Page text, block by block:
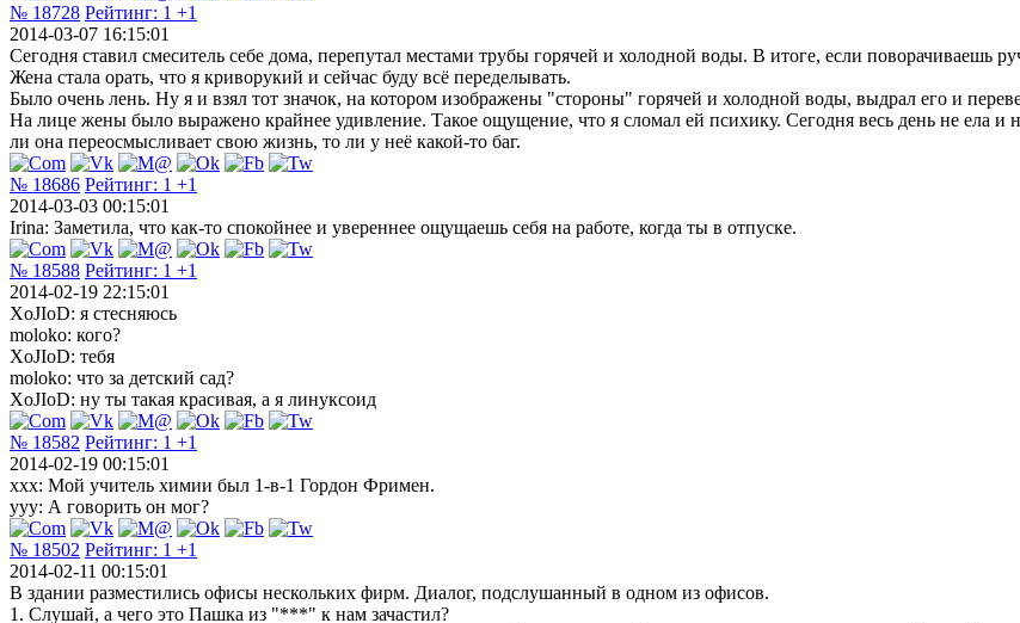
№ 18728 Рейтинг: 1 +1
2014-03-07 16:15:01
Сегодня ставил смеситель себе дома, перепутал местами трубы горячей и холодной воды. В итоге, если поворачиваешь
Жена стала орать, что я криворукий и сейчас буду всё переделывать.
Было очень лень. Ну я и взял тот значок, на котором изображены "стороны" горячей и холодной воды, выдрал его и
На лице жены было выражено крайнее удивление. Такое ощущение, что я сломал ей психику. Сегодня весь день не ела и
ли она переосмысливает свою жизнь, то ли у неё какой-то баг.
№ 18686 Рейтинг: 1 +1
2014-03-03 00:15:01
Irina: Заметила, что как-то спокойнее и увереннее ощущаешь себя на работе, когда ты в отпуске.
№ 18588 Рейтинг: 1 +1
2014-02-19 22:15:01
XoJIoD: я стесняюсь
moloko: кого?
XoJIoD: тебя
moloko: что за детский сад?
XoJIoD: ну ты такая красивая, а я линуксоид
№ 18582 Рейтинг: 1 +1
2014-02-19 00:15:01
xxx: Мой учитель химии был 1-в-1 Гордон Фримен.
yyy: А говорить он мог?
№ 18502 Рейтинг: 1 +1
2014-02-11 00:15:01
В здании разместились офисы нескольких фирм. Диалог, подслушанный в одном из офисов.
1. Слушай, а чего это Пашка из "***" к нам зачастил?